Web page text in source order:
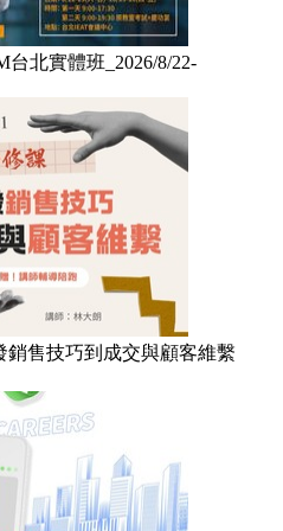
台北實體班_2026/8/22-
售技巧到成交與顧客維繫